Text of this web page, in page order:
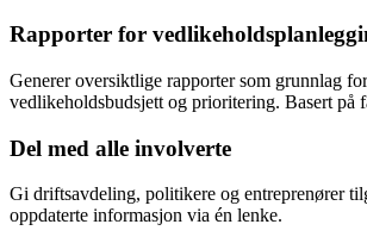
Rapporter for
Generer oversiktlige rapporter som grunnlag for
vedlikeholdsbudsjett og prioritering. Basert på
Del med alle involverte
Gi driftsavdeling, politikere og entreprenører
oppdaterte informasjon via én lenke.